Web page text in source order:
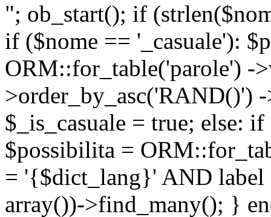
"; ob_start(); if
if ($nome == '_casuale'):
ORM::for_table('parole') -
>order_by_asc('RAND()')
$_is_casuale = true; else:
$possibilita =
= '{$dict_lang}' AND
array())->find_many(); }